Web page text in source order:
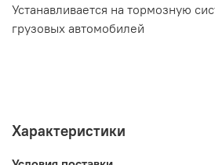
Устанавливается на тормозную
грузовых автомобилей
Характеристики